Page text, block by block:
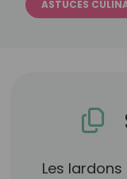
ASTUCES
Les